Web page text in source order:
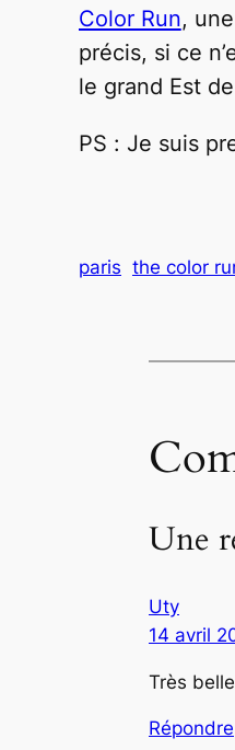
Color Run,
précis, si ce
le grand Est
PS : Je suis
paris the color
Une
Uty
14 avril
Très
Répondre